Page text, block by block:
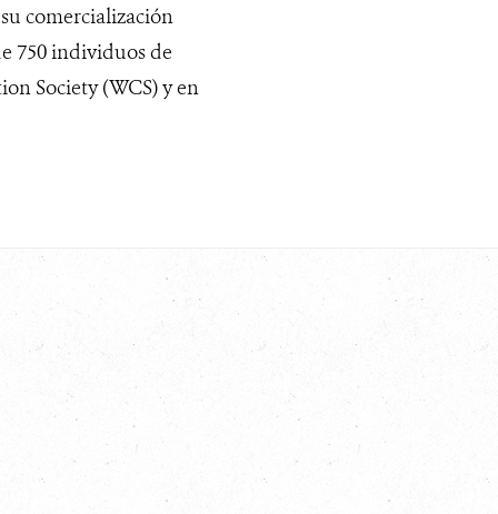
comercialización
750 individuos de
Society (WCS) y en